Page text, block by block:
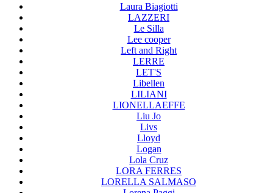
Laura Biagiotti
LAZZERI
Le Silla
Lee cooper
Left and Right
LERRE
LET'S
Libellen
LILIANI
LIONELLAEFFE
Liu Jo
Livs
Lloyd
Logan
Lola Cruz
LORA FERRES
LORELLA SALMASO